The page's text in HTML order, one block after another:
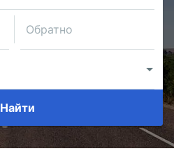
Обратно
Найти